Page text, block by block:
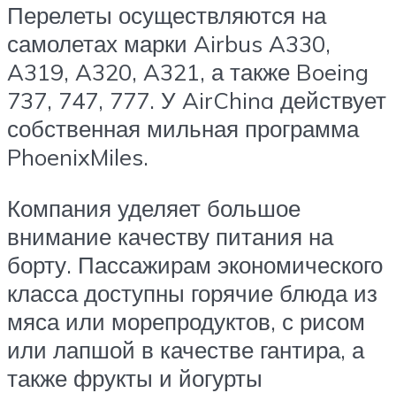
Перелеты осуществляются на
самолетах марки Airbus A330,
A319, A320, A321, а также Boeing
737, 747, 777. У AirChina действует
собственная мильная программа
PhoenixMiles.
Компания уделяет большое
внимание качеству питания на
борту. Пассажирам экономического
класса доступны горячие блюда из
мяса или морепродуктов, с рисом
или лапшой в качестве гантира, а
также фрукты и йогурты